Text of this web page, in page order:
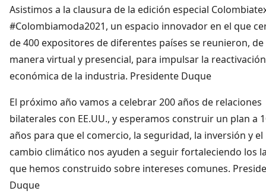
Asistimos a la clausura de la edición especial
#Colombiamoda2021, un espacio innovador en el que
de 400 expositores de diferentes países se reunieron, de
manera virtual y presencial, para impulsar la reactivación
económica de la industria. Presidente Duque
El próximo año vamos a celebrar 200 años de relaciones
bilaterales con EE.UU., y esperamos construir un plan a
años para que el comercio, la seguridad, la inversión y el
cambio climático nos ayuden a seguir fortaleciendo los
que hemos construido sobre intereses comunes.
Duque